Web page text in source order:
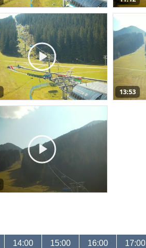
13:53
14:00 15:00 16:00 17:00